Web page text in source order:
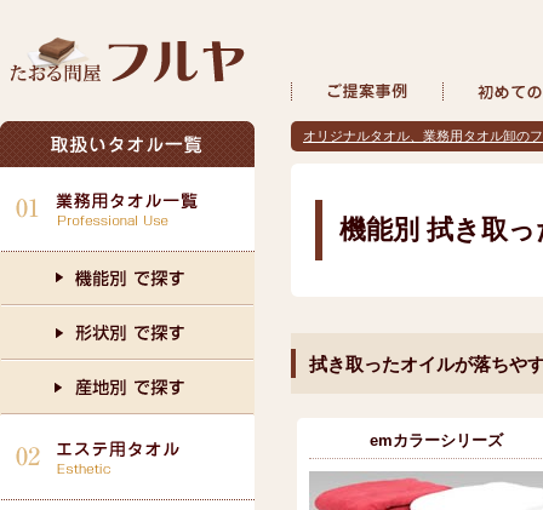
オリジナルタオル、業務用タオル卸の
機能別 拭き取
拭き取ったオイルが落ちや
emカラーシリーズ